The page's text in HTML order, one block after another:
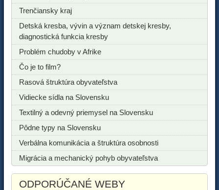
Trenčiansky kraj
Detská kresba, vývin a význam detskej kresby,
diagnostická funkcia kresby
Problém chudoby v Afrike
Čo je to film?
Rasová štruktúra obyvateľstva
Vidiecke sídla na Slovensku
Textilný a odevný priemysel na Slovensku
Pôdne typy na Slovensku
Verbálna komunikácia a štruktúra osobnosti
Migrácia a mechanický pohyb obyvateľstva
ODPORÚČANÉ WEBY